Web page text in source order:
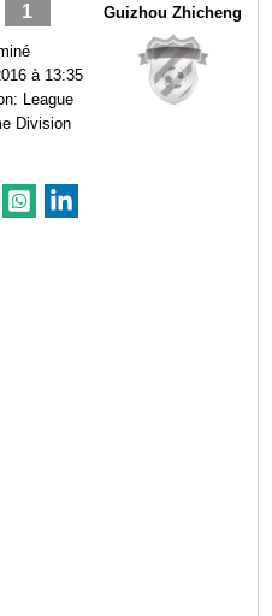
1
à 13:35
League
Division
Guizhou Zhicheng